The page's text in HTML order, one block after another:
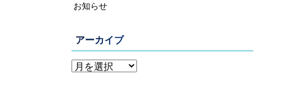
お知らせ
アーカイブ